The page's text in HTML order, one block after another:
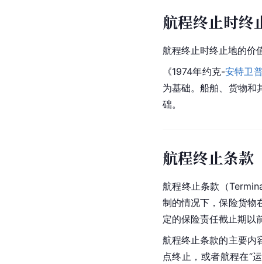
航程终止时终
航程终止时终止地的价
《1974年约克-安特卫
为基础。船舶、货物和
础。
航程终止条款
航程终止条款（
制的情况下，保险货物
定的保险责任截止期以
航程终止条款的主要内
点终止，或者航程在“